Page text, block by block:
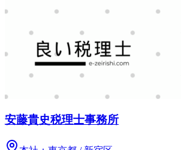
安藤貴史税理士事務所